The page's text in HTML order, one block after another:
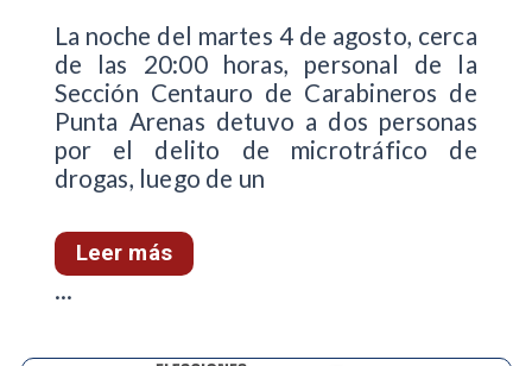
La noche del martes 4 de agosto, cerca
de las 20:00 horas, personal de la
Sección Centauro de Carabineros de
Punta Arenas detuvo a dos personas
por el delito de microtráfico de
drogas, luego de un
Leer más
...